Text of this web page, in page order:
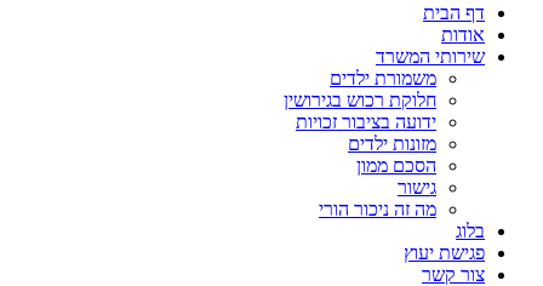
דף הבית
אודות
שירותי המשרד
משמורת ילדים
חלוקת רכוש בגירושין
ידועה בציבור זכויות
מזונות ילדים
הסכם ממון
גישור
מה זה ניכור הורי
בלוג
פגישת יעוץ
צור קשר